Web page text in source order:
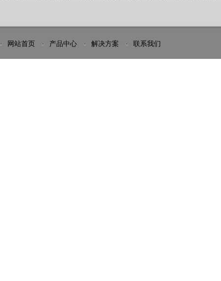
网站首页 产品中心 解决方案 联系我们